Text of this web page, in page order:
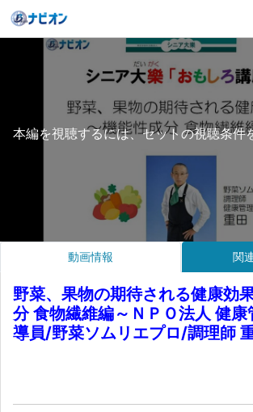
本編を視聴するには、セットの視聴条件
動画情報 関
野菜、果物の期待される健康効
分 食物繊維編～ＮＰＯ法人 健
導員/野菜ソムリエプロ/調理師